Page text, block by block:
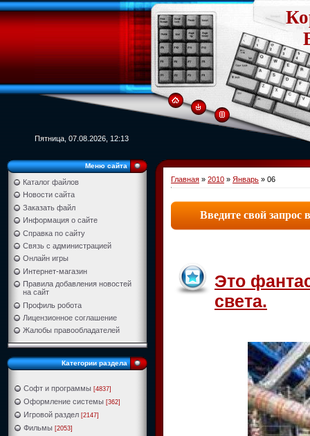
Пятница, 07.08.2026, 12:13
Меню сайта
Каталог файлов
Новости сайта
Заказать файл
Информация о сайте
Справка по сайту
Связь с администрацией
Онлайн игры
Интернет-магазин
Правила добавления новостей
на сайт
Профиль робота
Лицензионное соглашение
Жалобы правообладателей
Категории раздела
Софт и программы [4837]
Оформление системы [362]
Игровой раздел [2147]
Фильмы [2053]
Главная » 2010 » Январь » 06
Это
света.